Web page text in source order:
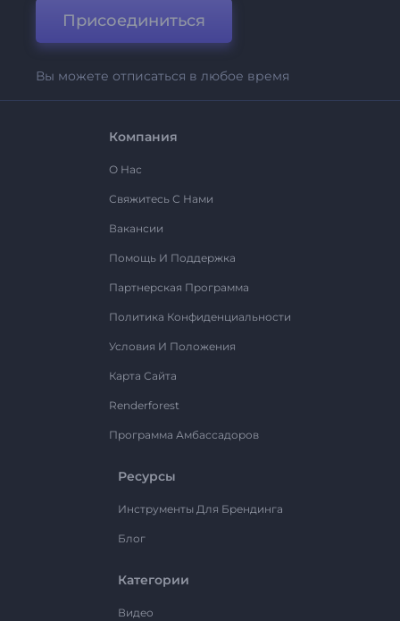
Присоединиться
Вы можете отписаться в любое время
Компания
О Нас
Свяжитесь С Нами
Вакансии
Помощь И Поддержка
Партнерская Программа
Политика Конфиденциальности
Условия И Положения
Карта Сайта
Renderforest
Программа Амбассадоров
Ресурсы
Инструменты Для Брендинга
Блог
Категории
Видео